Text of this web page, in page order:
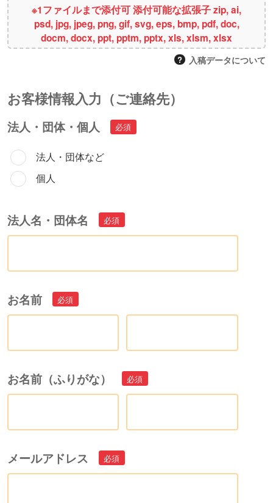
※1ファイルまで添付可 添付可能な拡張子 zip, ai,
psd, jpg, jpeg, png, gif, svg, eps, bmp, pdf, doc,
docm, docx, ppt, pptm, pptx, xls, xlsm, xlsx
入稿データについて
お客様情報⼊⼒（ご連絡先）
法人・団体・個人
法人・団体など
個人
法人名・団体名
お名前
お名前（ふりがな）
メールアドレス